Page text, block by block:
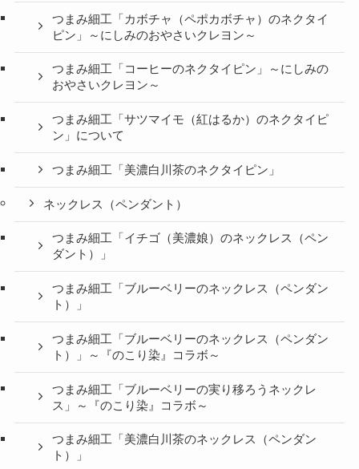
つまみ細工「カボチャ（ペポカボチャ）のネクタイ
ピン」～にしみのおやさいクレヨン～
つまみ細工「コーヒーのネクタイピン」～にしみの
おやさいクレヨン～
つまみ細工「サツマイモ（紅はるか）のネクタイピ
ン」について
つまみ細工「美濃白川茶のネクタイピン」
ネックレス（ペンダント）
つまみ細工「イチゴ（美濃娘）のネックレス（ペン
ダント）」
つまみ細工「ブルーベリーのネックレス（ペンダン
ト）」
つまみ細工「ブルーベリーのネックレス（ペンダン
ト）」～『のこり染』コラボ～
つまみ細工「ブルーベリーの実り移ろうネックレ
ス」～『のこり染』コラボ～
つまみ細工「美濃白川茶のネックレス（ペンダン
ト）」